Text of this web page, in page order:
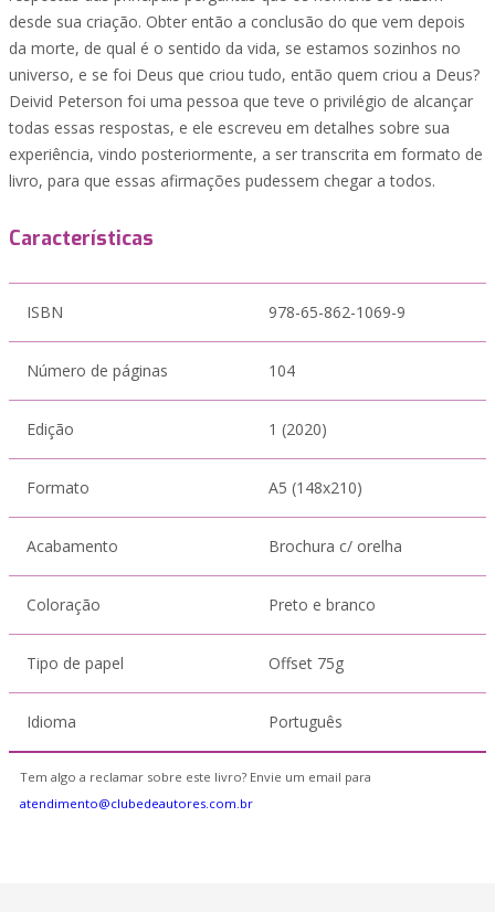
desde sua criação. Obter então a conclusão do que vem depois
da morte, de qual é o sentido da vida, se estamos sozinhos no
universo, e se foi Deus que criou tudo, então quem criou a Deus?
Deivid Peterson foi uma pessoa que teve o privilégio de alcançar
todas essas respostas, e ele escreveu em detalhes sobre sua
experiência, vindo posteriormente, a ser transcrita em formato de
livro, para que essas afirmações pudessem chegar a todos.
Características
ISBN 978-65-862-1069-9
Número de páginas 104
Edição 1 (2020)
Formato A5 (148x210)
Acabamento Brochura c/ orelha
Coloração Preto e branco
Tipo de papel Offset 75g
Idioma Português
Tem algo a reclamar sobre este livro? Envie um email para
atendimento@clubedeautores.com.br